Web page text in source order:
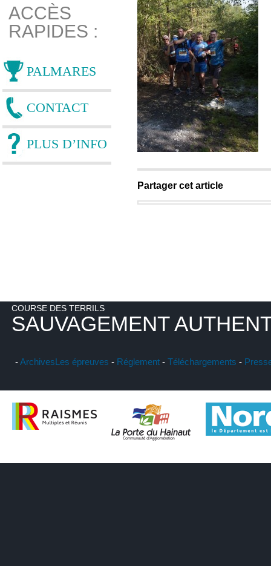
ACCÈS
RAPIDES :
PALMARES
CONTACT
PLUS D’INFO
Partager cet article
COURSE DES TERRILS
SAUVAGEMENT
-ArchivesLes épreuves - Réglement - Téléchargements -